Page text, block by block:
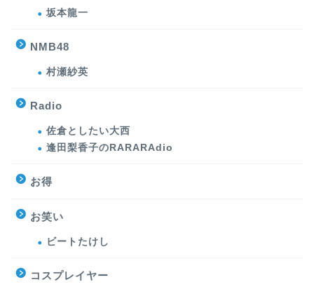
坂本龍一
NMB48
村瀬紗英
Radio
佐倉としたい大西
逢田梨香子のRARARAdio
お得
お笑い
ビートたけし
コスプレイヤー